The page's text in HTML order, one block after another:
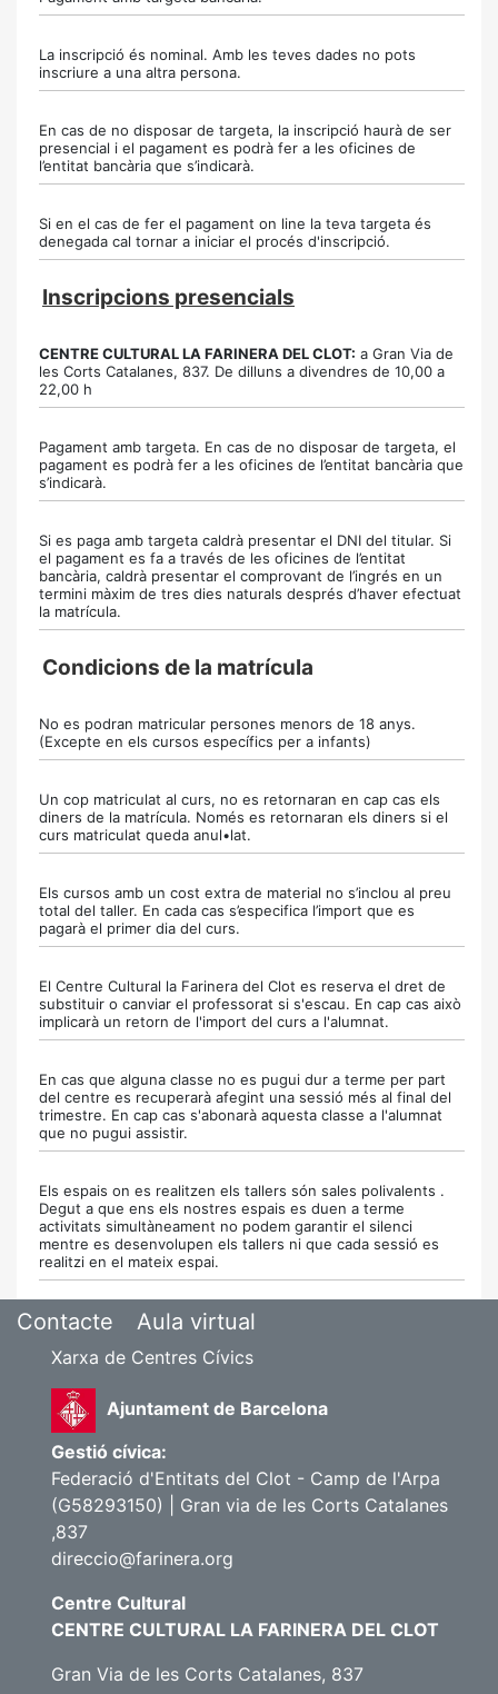
La inscripció és nominal. Amb les teves dades no pots
inscriure a una altra persona.
En cas de no disposar de targeta, la inscripció haurà de ser
presencial i el pagament es podrà fer a les oficines de
l’entitat bancària que s’indicarà.
Si en el cas de fer el pagament on line la teva targeta és
denegada cal tornar a iniciar el procés d'inscripció.
Inscripcions presencials
CENTRE CULTURAL LA FARINERA DEL CLOT: a Gran Via de
les Corts Catalanes, 837. De dilluns a divendres de 10,00 a
22,00 h
Pagament amb targeta. En cas de no disposar de targeta, el
pagament es podrà fer a les oficines de l’entitat bancària que
s’indicarà.
Si es paga amb targeta caldrà presentar el DNI del titular. Si
el pagament es fa a través de les oficines de l’entitat
bancària, caldrà presentar el comprovant de l’ingrés en un
termini màxim de tres dies naturals després d’haver efectuat
la matrícula.
Condicions de la matrícula
No es podran matricular persones menors de 18 anys.
(Excepte en els cursos específics per a infants)
Un cop matriculat al curs, no es retornaran en cap cas els
diners de la matrícula. Només es retornaran els diners si el
curs matriculat queda anul•lat.
Els cursos amb un cost extra de material no s’inclou al preu
total del taller. En cada cas s’especifica l’import que es
pagarà el primer dia del curs.
El Centre Cultural la Farinera del Clot es reserva el dret de
substituir o canviar el professorat si s'escau. En cap cas això
implicarà un retorn de l'import del curs a l'alumnat.
En cas que alguna classe no es pugui dur a terme per part
del centre es recuperarà afegint una sessió més al final del
trimestre. En cap cas s'abonarà aquesta classe a l'alumnat
que no pugui assistir.
Els espais on es realitzen els tallers són sales polivalents .
Degut a que ens els nostres espais es duen a terme
activitats simultàneament no podem garantir el silenci
mentre es desenvolupen els tallers ni que cada sessió es
realitzi en el mateix espai.
Contacte Aula virtual
Xarxa de Centres Cívics
Ajuntament de Barcelona
Gestió cívica:
Federació d'Entitats del Clot - Camp de l'Arpa
(G58293150) | Gran via de les Corts Catalanes
,837
direccio@farinera.org
Centre Cultural
CENTRE CULTURAL LA FARINERA DEL CLOT
Gran Via de les Corts Catalanes, 837